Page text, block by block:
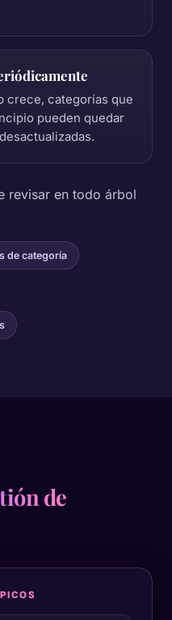
crece, categorías que
pueden quedar
revisar en todo árbol
de categoría
de